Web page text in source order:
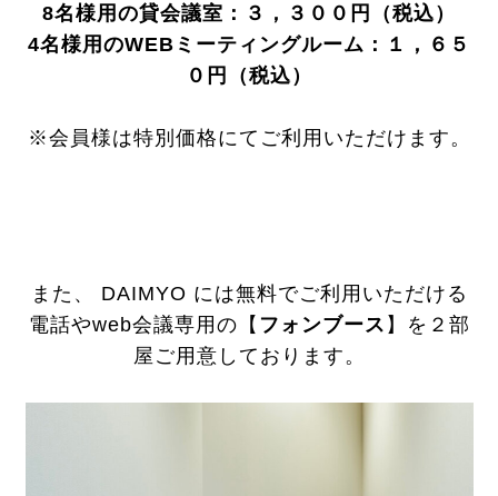
8名様用の貸会議室：３，３００円（税込）
4名様用のWEBミーティングルーム ：１，６５
０円（税込）
※会員様は特別価格にてご利用いただけます。
また、 DAIMYO には無料でご利用いただける
電話やweb会議専用の【 フォンブース 】を２部
屋ご用意しております。